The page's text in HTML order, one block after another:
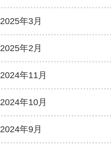
2025年3月
2025年2月
2024年11月
2024年10月
2024年9月